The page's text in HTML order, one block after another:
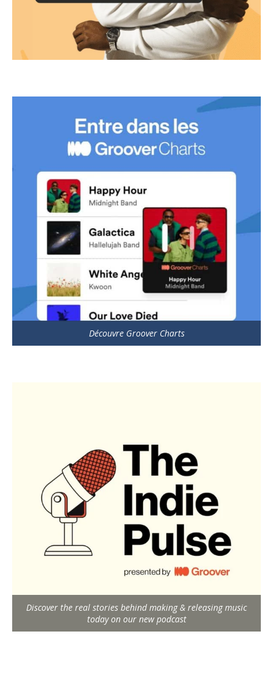
Découvre Groover Charts
Discover the real stories behind making & releasing music
today on our new podcast